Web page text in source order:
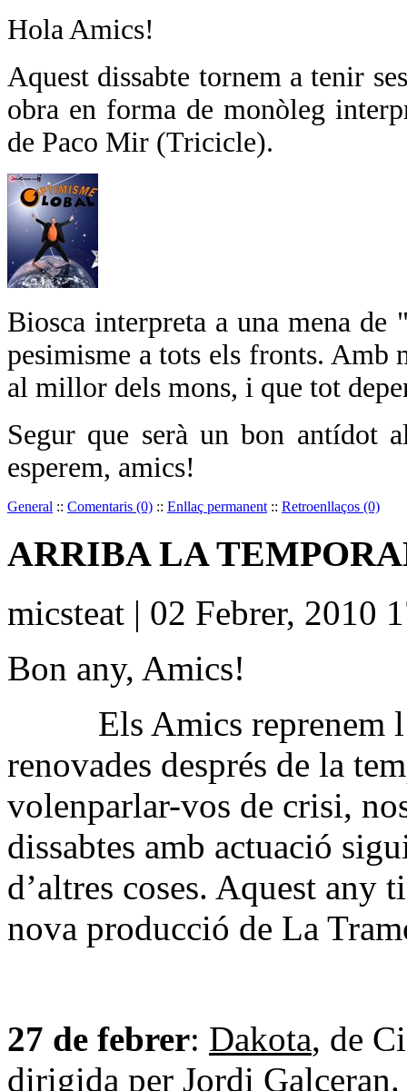
Hola Amics!
Aquest dissabte tornem a tenir
obra en forma de monòleg
de Paco Mir (Tricicle).
Biosca interpreta a una mena
pesimisme a tots els fronts. Amb
al millor dels mons, i que tot
Segur que serà un bon antídot
esperem, amics!
General :: Comentaris (0) :: Enllaç permanent :: Retroenllaços (0)
ARRIBA LA
micsteat | 02 Febrer, 2010
Bon any, Amics!
Els Amics reprenem
renovades després de la
volenparlar-vos de crisi,
dissabtes amb actuació
d’altres coses. Aquest any
nova producció de La
27 de febrer: Dakota, de
dirigida per Jordi